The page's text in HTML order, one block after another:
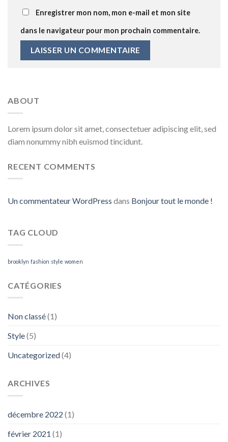
Enregistrer mon nom, mon e-mail et mon site
dans le navigateur pour mon prochain commentaire.
ABOUT
Lorem ipsum dolor sit amet, consectetuer adipiscing elit, sed
diam nonummy nibh euismod tincidunt.
RECENT COMMENTS
Un commentateur WordPress dans Bonjour tout le monde !
TAG CLOUD
brooklyn fashion style women
CATÉGORIES
Non classé(1)
Style(5)
Uncategorized(4)
ARCHIVES
décembre 2022 (1)
février 2021 (1)